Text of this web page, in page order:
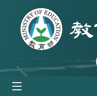
跳到主要內容區塊